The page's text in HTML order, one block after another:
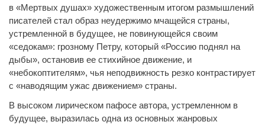
в «Мертвых душах» художественным итогом размышлений
писателей стал образ неудержимо мчащейся страны,
устремленной в будущее, не повинующейся своим
«седокам»: грозному Петру, который «Россию поднял на
дыбы», остановив ее стихийное движение, и
«небокоптителям», чья неподвижность резко контрастирует
с «наводящим ужас движением» страны.
В высоком лирическом пафосе автора, устремленном в
будущее, выразилась одна из основных жанровых